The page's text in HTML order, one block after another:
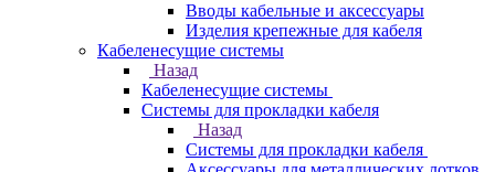
Вводы кабельные и аксессуары
Изделия крепежные для кабеля
Кабеленесущие системы
Назад
Кабеленесущие системы
Системы для прокладки кабеля
Назад
Системы для прокладки кабеля